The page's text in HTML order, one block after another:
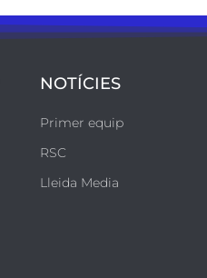
NOTÍCIES
Primer equip
RSC
Lleida Media